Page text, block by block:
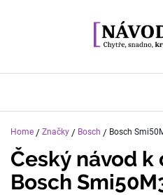
Home / Značky / Bosch / Bosch
Český návod
Bosch